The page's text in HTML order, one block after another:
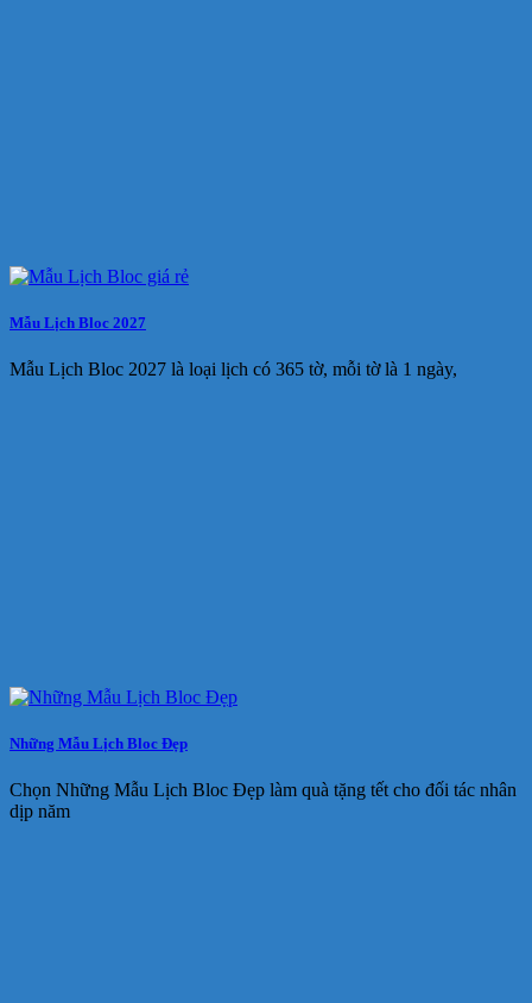
Mẫu Lịch Bloc 2027
Mẫu Lịch Bloc 2027 là loại lịch có 365 tờ, mỗi tờ là 1 ngày,
Những Mẫu Lịch Bloc Đẹp
Chọn Những Mẫu Lịch Bloc Đẹp làm quà tặng tết cho đối tác nhân
dịp năm